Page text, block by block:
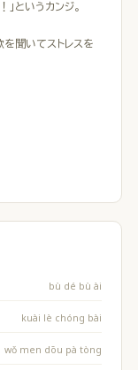
というカンジ。
聞いてストレスを
bù dé bù ài
kuài lè chóng bài
wǒ men dōu pà tòng